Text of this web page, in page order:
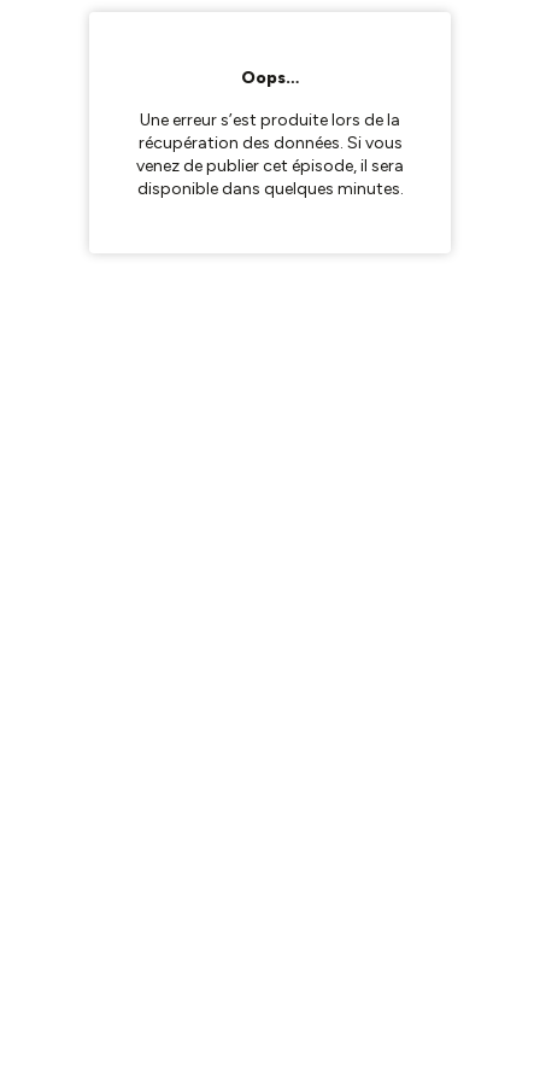
Oops…
Une erreur s’est produite lors de la
récupération des données. Si vous
venez de publier cet épisode, il sera
disponible dans quelques minutes.